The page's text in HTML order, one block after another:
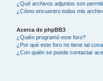
¿Qué archivos adjuntos son
¿Cómo encuentro todos mis
Acerca de phpBB3
¿Quién programó este foro?
¿Por qué este foro no tiene tal
¿Con quién se puede contactar